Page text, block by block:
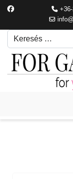
Keresés
Írjon be egy